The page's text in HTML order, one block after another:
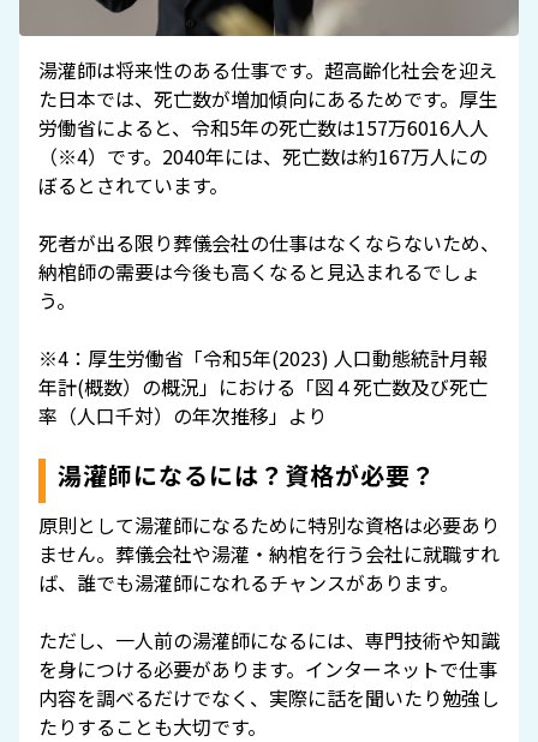
湯灌師は将来性のある仕事です。超高齢化社会を迎え
た日本では、死亡数が増加傾向にあるためです。厚生
労働省によると、令和5年の死亡数は157万6016人人
（※4）です。2040年には、死亡数は約167万人にの
ぼるとされています。
死者が出る限り葬儀会社の仕事はなくならないため、
納棺師の需要は今後も高くなると見込まれるでしょ
う。
※4：厚生労働省「令和5年(2023) 人口動態統計月報
年計(概数）の概況」における「図４死亡数及び死亡
率（人口千対）の年次推移」より
湯灌師になるには？資格が必要？
原則として湯灌師になるために特別な資格は必要あり
ません。葬儀会社や湯灌・納棺を行う会社に就職すれ
ば、誰でも湯灌師になれるチャンスがあります。
ただし、一人前の湯灌師になるには、専門技術や知識
を身につける必要があります。インターネットで仕事
内容を調べるだけでなく、実際に話を聞いたり勉強し
たりすることも大切です。